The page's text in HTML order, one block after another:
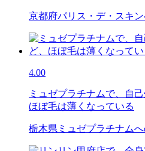
京都府パリス・デ・スキ
4.00
ミュゼプラチナムで、自
ほぼ毛は薄くなっている
栃木県ミュゼプラチナム